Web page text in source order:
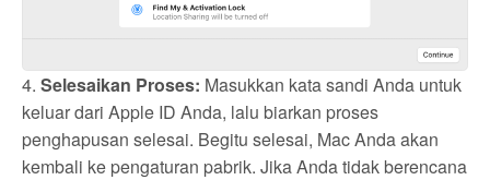
4.Selesaikan Proses: Masukkan kata sandi Anda untuk
keluar dari Apple ID Anda, lalu biarkan proses
penghapusan selesai. Begitu selesai, Mac Anda akan
kembali ke pengaturan pabrik. Jika Anda tidak berencana